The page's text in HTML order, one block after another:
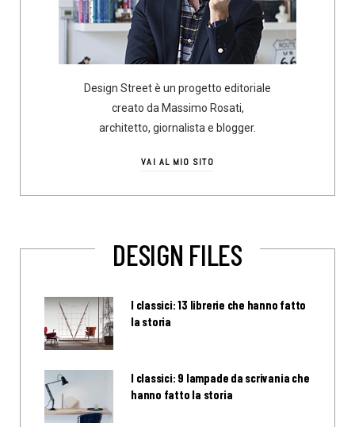
Design Street è un progetto editoriale
creato da Massimo Rosati,
architetto, giornalista e blogger.
VAI AL MIO SITO
DESIGN FILES
I classici: 13 librerie che hanno fatto
la storia
I classici: 9 lampade da scrivania che
hanno fatto la storia